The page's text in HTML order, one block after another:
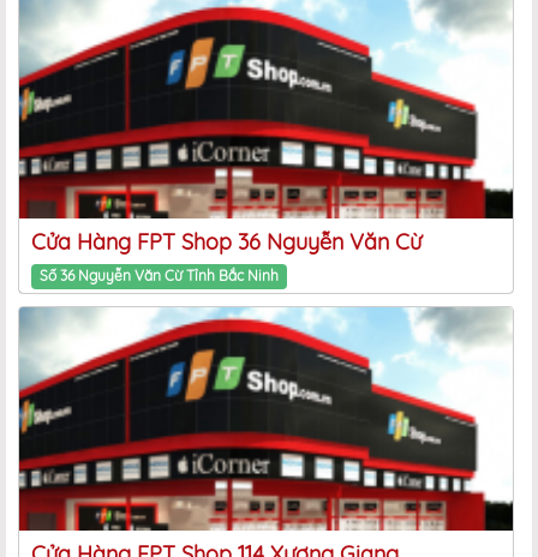
Cửa Hàng FPT Shop 36 Nguyễn Văn Cừ
Số 36 Nguyễn Văn Cừ Tỉnh Bắc Ninh